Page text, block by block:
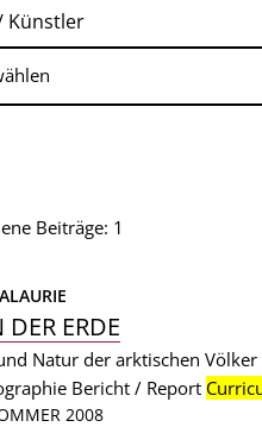
Künstler
Beiträge: 1
DER ERDE
Natur der arktischen
Bericht / Report
2008